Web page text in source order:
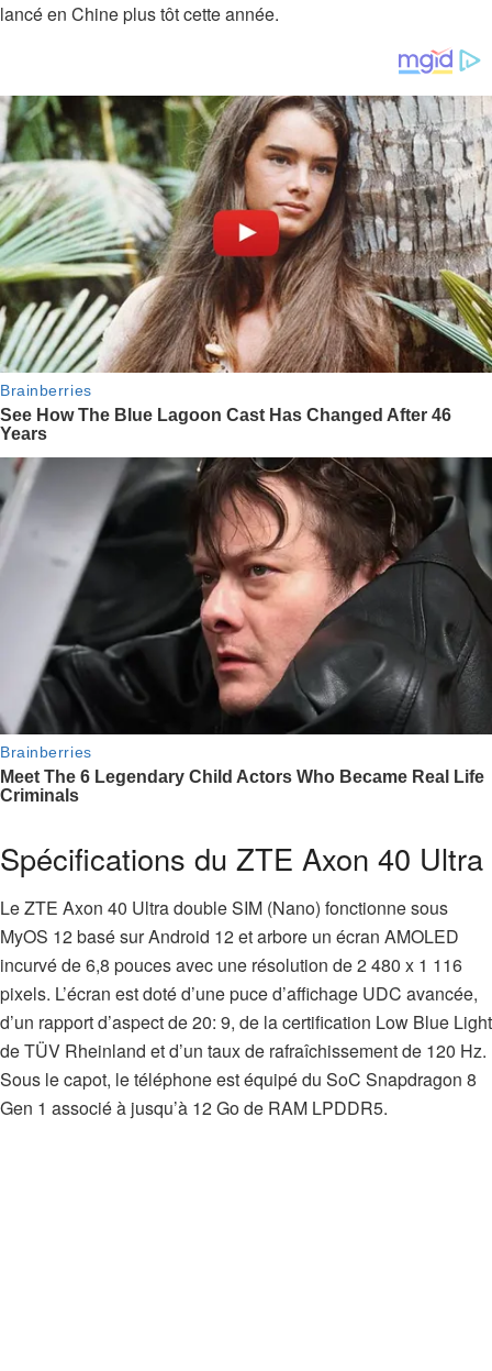
lancé en Chine plus tôt cette année.
Spécifications du ZTE Axon 40 Ultra
Le ZTE Axon 40 Ultra double SIM (Nano) fonctionne sous
MyOS 12 basé sur Android 12 et arbore un écran AMOLED
incurvé de 6,8 pouces avec une résolution de 2 480 x 1 116
pixels. L’écran est doté d’une puce d’affichage UDC avancée,
d’un rapport d’aspect de 20: 9, de la certification Low Blue Light
de TÜV Rheinland et d’un taux de rafraîchissement de 120 Hz.
Sous le capot, le téléphone est équipé du SoC Snapdragon 8
Gen 1 associé à jusqu’à 12 Go de RAM LPDDR5.